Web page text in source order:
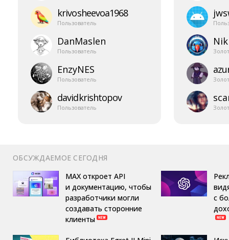
krivosheevoa1968
Пользователь
DanMaslen
Пользователь
EnzyNES
Пользователь
davidkrishtopov
Пользователь
ОБСУЖДАЕМОЕ СЕГОДНЯ
MAX откроет API
и документацию, чтобы
разработчики могли
создавать сторонние
клиенты
с